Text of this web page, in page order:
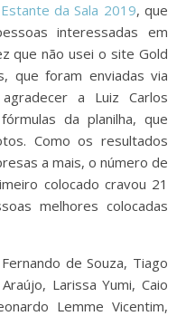
da Sala 2019, que
interessadas em
que não usei o site Gold
que foram enviadas via
a Luiz Carlos
da planilha, que
Como os resultados
a mais, o número de
colocado cravou 21
melhores colocadas
de Souza, Tiago
Larissa Yumi, Caio
Lemme Vicentim,